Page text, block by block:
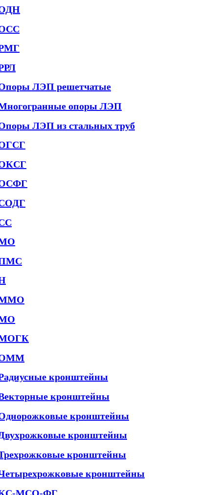
ЛЭП решетчатые
опоры ЛЭП
ЛЭП из стальных труб
кронштейны
кронштейны
кронштейны
кронштейны
кронштейны
кронштейны